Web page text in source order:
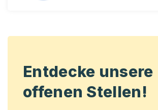
Entdecke unsere
offenen Stellen!